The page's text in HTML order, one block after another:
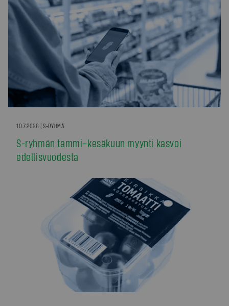
10.7.2026 | S-RYHMÄ
S-ryhmän tammi–kesäkuun myynti kasvoi
edellisvuodesta